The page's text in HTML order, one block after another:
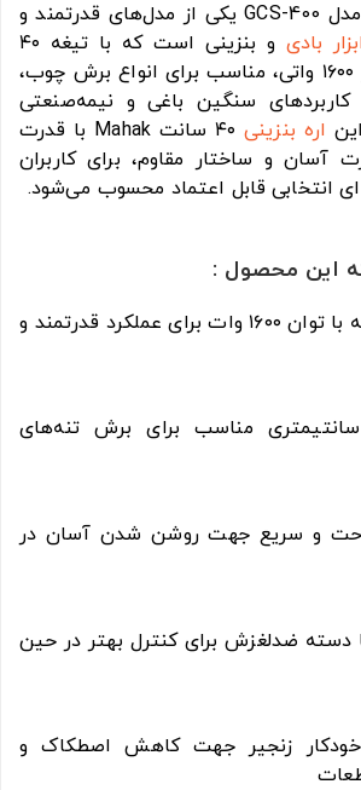
زنجیری Mahak مدل GCS-400 یکی از مدل‌های قدرتمند و
ابزار بادی
و بنزینی است که با تیغه ۴۰
سانتی‌متری و موتور ۱۶۰۰ واتی، مناسب برای انواع برش چوب،
کاربردهای سنگین باغی و نیمه‌صنعتی
اره بنزینی
۴۰ سانت Mahak با قدرت
آسان و ساختار مقاوم، برای کاربران
انتخابی قابل اعتماد محسوب می‌شود.
این محصول :
موتور بنزینی دو زمانه با توان ۱۶۰۰ وات برای عملکرد قدرتمند و
زنجیری ۴۰ سانتیمتری مناسب برای برش تنه‌های
و سریع جهت روشن شدن آسان در
دسته ضدلغزش برای کنترل بهتر در حین
خودکار زنجیر جهت کاهش اصطکاک و